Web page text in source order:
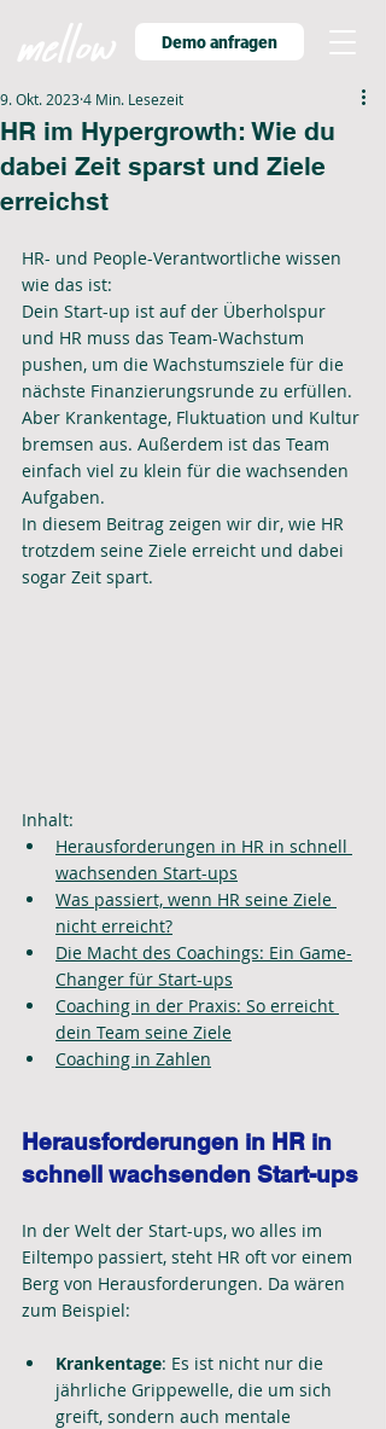
Demo anfragen
HR im Hypergrowth: Wie du
dabei Zeit sparst und Ziele
erreichst
9. Okt. 20234 Min. Lesezeit
HR- und People-Verantwortliche wissen
wie das ist:
Dein Start-up ist auf der Überholspur
und HR muss das Team-Wachstum
pushen, um die Wachstumsziele für die
nächste Finanzierungsrunde zu erfüllen.
Aber Krankentage, Fluktuation und Kultur
bremsen aus. Außerdem ist das Team
einfach viel zu klein für die wachsenden
Aufgaben.
In diesem Beitrag zeigen wir dir, wie HR
trotzdem seine Ziele erreicht und dabei
sogar Zeit spart.
Inhalt:
Herausforderungen in HR in schnell
wachsenden Start-ups
Was passiert, wenn HR seine Ziele
nicht erreicht?
Die Macht des Coachings: Ein Game-
Changer für Start-ups
Coaching in der Praxis: So erreicht
dein Team seine Ziele
Coaching in Zahlen
Herausforderungen in HR in
schnell wachsenden Start-ups
In der Welt der Start-ups, wo alles im
Eiltempo passiert, steht HR oft vor einem
Berg von Herausforderungen. Da wären
zum Beispiel:
Krankentage: Es ist nicht nur die
jährliche Grippewelle, die um sich
greift, sondern auch mentale